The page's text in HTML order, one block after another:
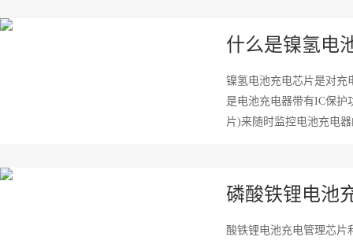
什么是镍氢电
镍氢电池充电芯片是对充
是电池充电器带有IC保护
片)来随时监控电池充电
磷酸铁锂电池
酸铁锂电池充电管理芯片